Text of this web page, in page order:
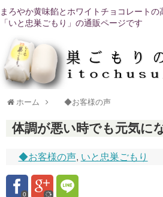
まろやか黄味餡とホワイトチョコレートの
「いと忠巣ごもり」の通販ページです
ホーム ◆お客様の声
体調が悪い時でも元気に
◆お客様の声, いと忠巣ごもり
0